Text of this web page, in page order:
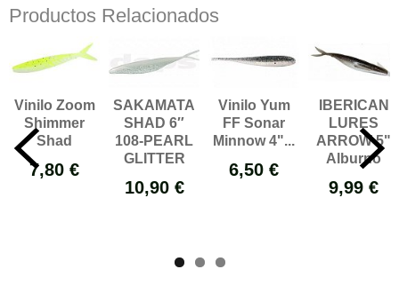
Productos Relacionados
Vinilo Zoom
Shimmer
Shad
7,80 €
SAKAMATA
SHAD 6″
108-PEARL
GLITTER
10,90 €
Vinilo Yum
FF Sonar
Minnow 4"...
6,50 €
IBERICAN
LURES
ARROW 5"
Alburno
9,99 €